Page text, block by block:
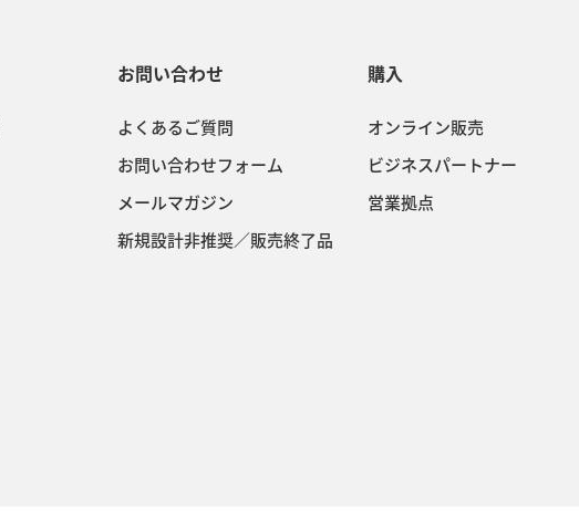
お問い合わせ
よくあるご質問
お問い合わせフォーム
メールマガジン
新規設計非推奨／販売終了品
購入
オンライン販売
ビジネスパートナー
営業拠点